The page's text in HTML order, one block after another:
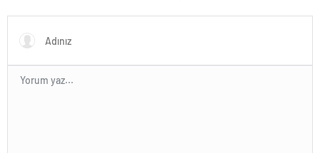
Nunn açıklaması